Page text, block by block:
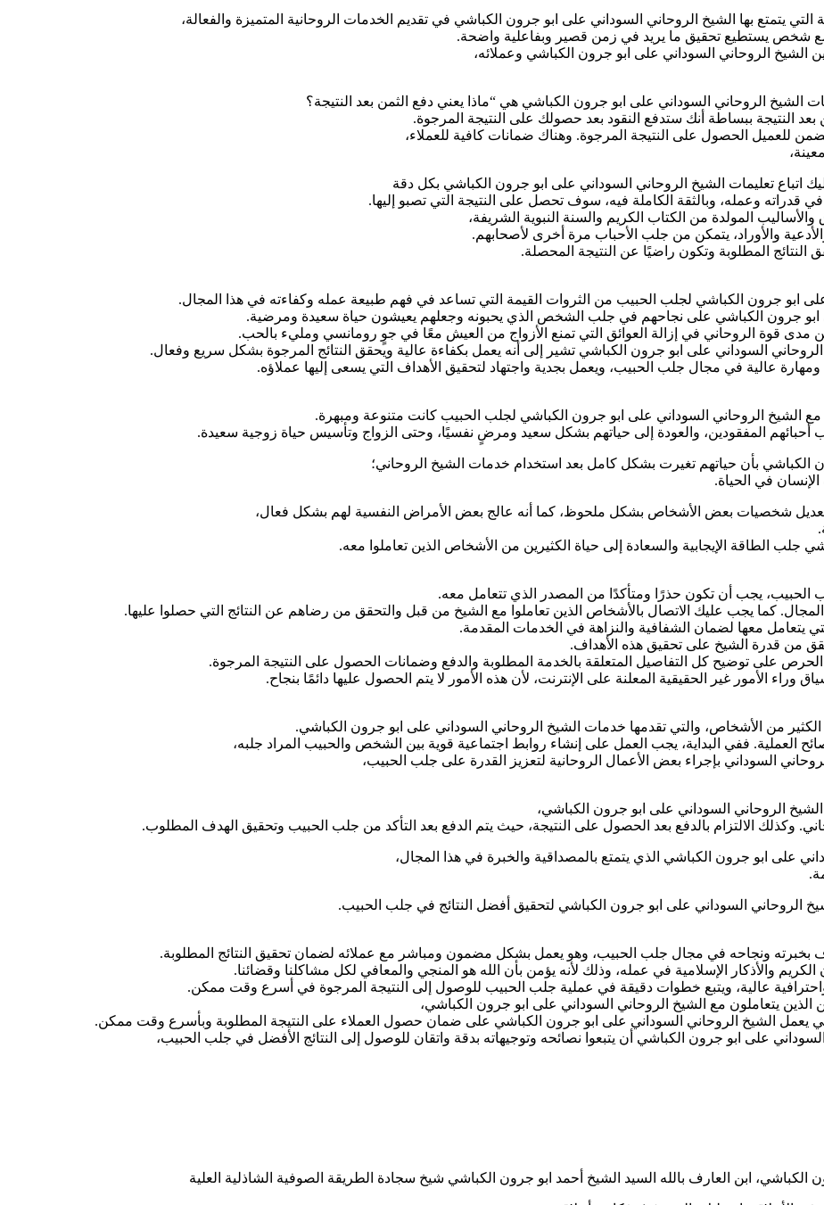
يتمتع بها الشيخ الروحاني السوداني على ابو جرون الكباشي في تقديم الخدمات الروحانية المتميزة والفعالة،
مع شخص يستطيع تحقيق ما يريد في زمن قصير وبفاعلية واضحة.
الشيخ الروحاني السوداني على ابو جرون الكباشي وعملائه،
الروحاني السوداني على ابو جرون الكباشي هي “ماذا يعني دفع الثمن بعد النتيجة؟
النتيجة ببساطة أنك ستدفع النقود بعد حصولك على النتيجة المرجوة.
للعميل الحصول على النتيجة المرجوة. وهناك ضمانات كافية للعملاء،
تعليمات الشيخ الروحاني السوداني على ابو جرون الكباشي بكل دقة
وعمله، وبالثقة الكاملة فيه، سوف تحصل على النتيجة التي تصبو إليها.
المولدة من الكتاب الكريم والسنة النبوية الشريفة،
والأوراد، يتمكن من جلب الأحباب مرة أخرى لأصحابهم.
المطلوبة وتكون راضيًا عن النتيجة المحصلة.
ابو جرون الكباشي لجلب الحبيب من الثروات القيمة التي تساعد في فهم طبيعة عمله وكفاءته في هذا المجال.
ابو جرون الكباشي على نجاحهم في جلب الشخص الذي يحبونه وجعلهم يعيشون حياة سعيدة ومرضية.
مدى قوة الروحاني في إزالة العوائق التي تمنع الأزواج من العيش معًا في جوٍ رومانسي ومليء بالحب.
السوداني على ابو جرون الكباشي تشير إلى أنه يعمل بكفاءة عالية ويحقق النتائج المرجوة بشكل سريع وفعال.
ومهارة عالية في مجال جلب الحبيب، ويعمل بجدية واجتهاد لتحقيق الأهداف التي يسعى إليها عملاؤه.
مع الشيخ الروحاني السوداني على ابو جرون الكباشي لجلب الحبيب كانت متنوعة ومبهرة.
أحبائهم المفقودين، والعودة إلى حياتهم بشكل سعيد ومرضٍ نفسيًا، وحتى الزواج وتأسيس حياة زوجية سعيدة.
الكباشي بأن حياتهم تغيرت بشكل كامل بعد استخدام خدمات الشيخ الروحاني؛
في الحياة.
شخصيات بعض الأشخاص بشكل ملحوظ، كما أنه عالج بعض الأمراض النفسية لهم بشكل فعال،
جلب الطاقة الإيجابية والسعادة إلى حياة الكثيرين من الأشخاص الذين تعاملوا معه.
يجب أن تكون حذرًا ومتأكدًا من المصدر الذي تتعامل معه.
كما يجب عليك الاتصال بالأشخاص الذين تعاملوا مع الشيخ من قبل والتحقق من رضاهم عن النتائج التي حصلوا عليها.
يتعامل معها لضمان الشفافية والنزاهة في الخدمات المقدمة.
من قدرة الشيخ على تحقيق هذه الأهداف.
على توضيح كل التفاصيل المتعلقة بالخدمة المطلوبة والدفع وضمانات الحصول على النتيجة المرجوة.
الأمور غير الحقيقية المعلنة على الإنترنت، لأن هذه الأمور لا يتم الحصول عليها دائمًا بنجاح.
من الأشخاص، والتي تقدمها خدمات الشيخ الروحاني السوداني على ابو جرون الكباشي.
العملية. ففي البداية، يجب العمل على إنشاء روابط اجتماعية قوية بين الشخص والحبيب المراد جلبه،
السوداني بإجراء بعض الأعمال الروحانية لتعزيز القدرة على جلب الحبيب،
الشيخ الروحاني السوداني على ابو جرون الكباشي،
وكذلك الالتزام بالدفع بعد الحصول على النتيجة، حيث يتم الدفع بعد التأكد من جلب الحبيب وتحقيق الهدف المطلوب.
على ابو جرون الكباشي الذي يتمتع بالمصداقية والخبرة في هذا المجال،
الروحاني السوداني على ابو جرون الكباشي لتحقيق أفضل النتائج في جلب الحبيب.
بخبرته ونجاحه في مجال جلب الحبيب، وهو يعمل بشكل مضمون ومباشر مع عملائه لضمان تحقيق النتائج المطلوبة.
والأذكار الإسلامية في عمله، وذلك لأنه يؤمن بأن الله هو المنجي والمعافي لكل مشاكلنا وقضائنا.
عالية، ويتبع خطوات دقيقة في عملية جلب الحبيب للوصول إلى النتيجة المرجوة في أسرع وقت ممكن.
يتعاملون مع الشيخ الروحاني السوداني على ابو جرون الكباشي،
يعمل الشيخ الروحاني السوداني على ابو جرون الكباشي على ضمان حصول العملاء على النتيجة المطلوبة وبأسرع وقت ممكن.
على ابو جرون الكباشي أن يتبعوا نصائحه وتوجيهاته بدقة واتقان للوصول إلى النتائج الأفضل في جلب الحبيب،
ابن العارف بالله السيد الشيخ أحمد ابو جرون الكباشي شيخ سجادة الطريقة الصوفية الشاذلية العلية